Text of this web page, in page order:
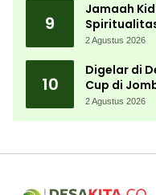
9
Jamaah
2 Agustus 2026
10
Digelar di
Cup di
Menembak
2 Agustus 2026